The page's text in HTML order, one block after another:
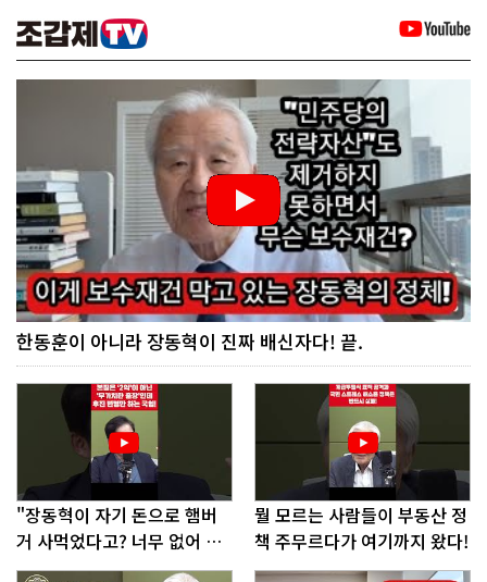
한동훈이 아니라 장동혁이 진짜 배신자다! 끝.
"장동혁이 자기 돈으로 햄버
거 사먹었다고? 너무 없어 보
인다"
뭘 모르는 사람들이 부동산 정
책 주무르다가 여기까지 왔다!